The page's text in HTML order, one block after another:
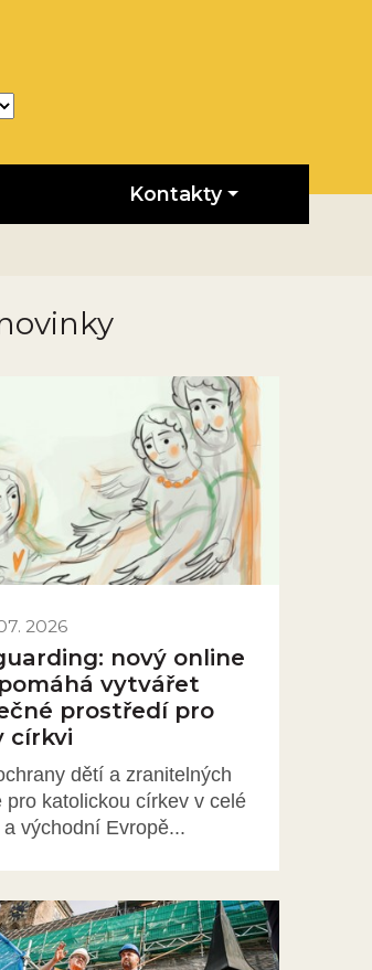
Kontakty
2026
nový online
vytvářet
prostředí pro
církvi
dětí a zranitelných
pro katolickou církev v celé
východní Evropě...